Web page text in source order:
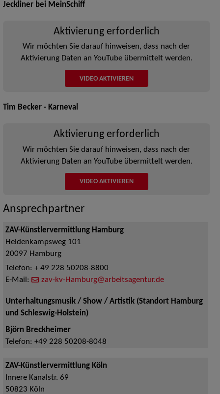
Jeckliner bei MeinSchiff
Aktivierung erforderlich
Wir möchten Sie darauf hinweisen, dass nach der
Aktivierung Daten an YouTube übermittelt werden.
VIDEO AKTIVIEREN
Tim Becker - Karneval
Aktivierung erforderlich
Wir möchten Sie darauf hinweisen, dass nach der
Aktivierung Daten an YouTube übermittelt werden.
VIDEO AKTIVIEREN
Ansprechpartner
ZAV-Künstlervermittlung Hamburg
Heidenkampsweg 101
20097 Hamburg
Telefon: + 49 228 50208-8800
E-Mail:
zav-kv-Hamburg@arbeitsagentur.de
Unterhaltungsmusik / Show / Artistik (Standort Hamburg
und Schleswig-Holstein)
Björn Breckheimer
Telefon: +49 228 50208-8048
ZAV-Künstlervermittlung Köln
Innere Kanalstr. 69
50823 Köln